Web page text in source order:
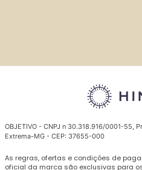
OBJETIVO - CNPJ n 30.318.916/0001-55,
Extrema-MG - CEP: 37655-000
As regras, ofertas e condições de
oficial da marca são exclusivas para